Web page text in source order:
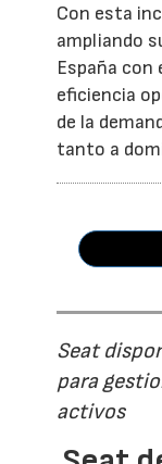
Con esta
ampliando
España
eficiencia
de la
tanto a
Seat
para
activos